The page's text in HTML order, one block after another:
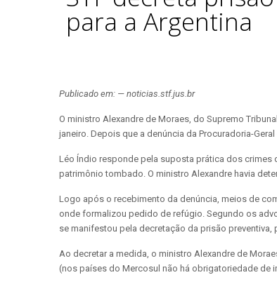
para a Argentina
Publicado em: — noticias.stf.jus.br
O ministro Alexandre de Moraes, do Supremo
janeiro. Depois que a denúncia da Procuradoria-
Léo Índio responde pela suposta prática dos
patrimônio tombado. O ministro Alexandre havia
Logo após o recebimento da denúncia, meios de
onde formalizou pedido de refúgio. Segundo os
se manifestou pela decretação da prisão preventiva,
Ao decretar a medida, o ministro Alexandre de
(nos países do Mercosul não há obrigatoriedade de